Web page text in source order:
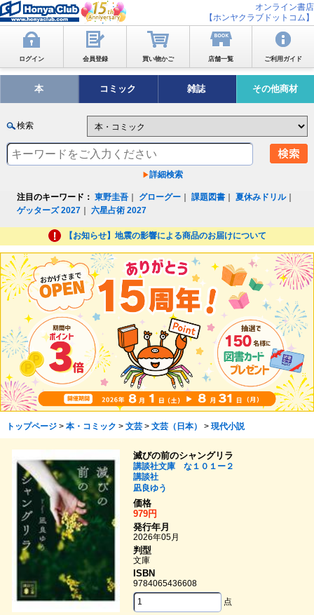
オンライン書店
【ホンヤクラブドットコム】
ログイン 会員登録 買い物かご 店舗一覧 ご利用ガイド
本 コミック 雑誌 その他商材
検索
詳細検索
注目のキーワード： 東野圭吾 グローグー ｜課題図書 ｜夏休みドリル｜
ゲッターズ 2027 ｜六星占術 2027
【お知らせ】地震の影響による商品のお届けについて
トップページ> 本・コミック > 文芸> 文芸（日本） > 現代小説
滅びの前のシャングリラ
講談社文庫 な１０１ー２
講談社
凪良ゆう
価格
979円
発行年月
2026年05月
判型
文庫
ISBN
9784065436608
点